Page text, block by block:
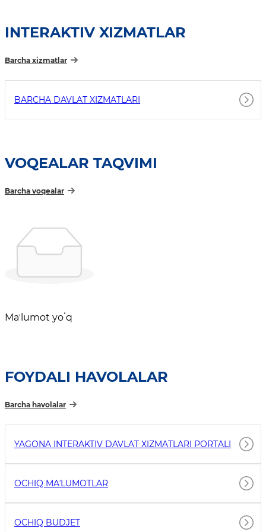
INTERAKTIV XIZMATLAR
Barcha xizmatlar
BARCHA DAVLAT XIZMATLARI
VOQEALAR TAQVIMI
Barcha voqealar
Maʼlumot yoʻq
FOYDALI HAVOLALAR
Barcha havolalar
YAGONA INTERAKTIV DAVLAT XIZMATLARI PORTALI
OCHIQ MAʼLUMOTLAR
OCHIQ BUDJET